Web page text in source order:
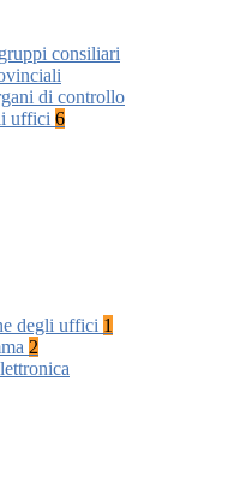
consiliari
di controllo
uffici 6
degli uffici 1
2